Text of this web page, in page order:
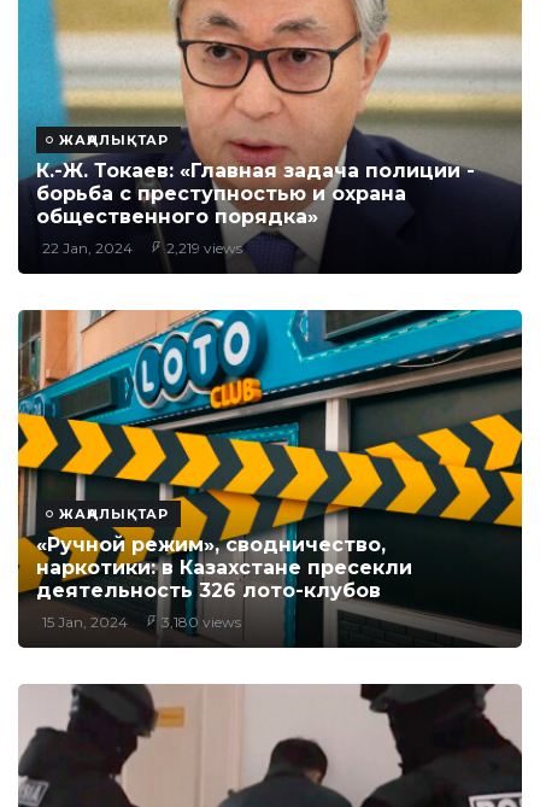
ЖАҢАЛЫҚТАР
К.-Ж. Токаев: «Главная задача полиции -
борьба с преступностью и охрана
общественного порядка»
22 Jan, 2024 2,219 views
ЖАҢАЛЫҚТАР
«Ручной режим», сводничество,
наркотики: в Казахстане пресекли
деятельность 326 лото-клубов
15 Jan, 2024 3,180 views